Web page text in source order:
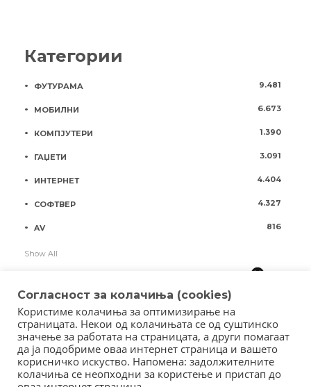
Категории
ФУТУРАМА 9.481
МОБИЛНИ 6.673
КОМПЈУТЕРИ 1.390
ГАЏЕТИ 3.091
ИНТЕРНЕТ 4.404
СОФТВЕР 4.327
AV 816
Show All
Согласност за колачиња (cookies)
Користиме колачиња за оптимизирање на
страницата. Некои од колачињата се од суштинско
значење за работата на страницата, а други помагаат
да ја подобриме оваа интернет страница и вашето
корисничко искуство. Напомена: задолжителните
колачиња се неопходни за користење и пристап до